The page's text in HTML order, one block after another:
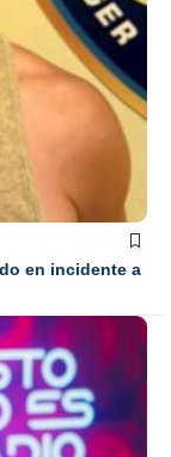
en incidente a